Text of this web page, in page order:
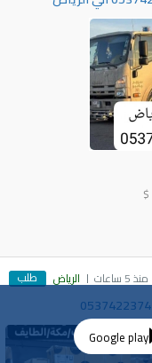
$
منذ 5 ساعات الرياض طلب
Google play